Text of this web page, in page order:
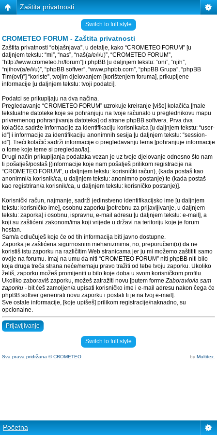
Zaštita privatnosti
Switch to full style
CROMETEO FORUM - Zaštita privatnosti
Zaštita privatnosti “objašnjava”, u detalje, kako “CROMETEO FORUM” [u
daljnjem tekstu: “mi”, “nas”, “naš(a/e/i/u)”, “CROMETEO FORUM”,
“http://www.crometeo.hr/forum”] i phpBB [u daljnjem tekstu: “oni”, “njih”,
“njihov(a/e/i/u)”, “phpBB softver”, “www.phpbb.com”, “phpBB Grupa”, “phpBB
Tim(ovi)”] “koriste”, tvojim djelovanjem [korištenjem foruma], prikupljene
informacije [u daljnjem tekstu: tvoji podatci].
Podatci se prikupljaju na dva načina.
Pregledavanje “CROMETEO FORUM” uzrokuje kreiranje [više] kolačića [male
tekstualne datoteke koje se pohranjuju na tvoje računalo u preglednikovu mapu
privremenog pohranjivanja datoteka] od strane phpBB softvera. Prva dva
kolačića sadrže informacije za identifikaciju korisnika/ca [u daljnjem tekstu: “user-
id”] i informacije za identifikaciju anonimnih sesija [u daljnjem tekstu: “session-
id”]. Treći kolačić sadrži informacije o pregledavanju tema [pohranjuje informacije
o tome koje teme si pregledao/la].
Drugi način prikupljanja podataka vezan je uz tvoje djelovanje odnosno što nam
ti pošalješ/postaš [(informacije koje nam pošalješ prilikom registracije na
“CROMETEO FORUM”, u daljnjem tekstu: korisnički račun), (kada postaš kao
anonimni/a korisnik/ca, u daljnjem tekstu: anonimno postanje) te (kada postaš
kao registriran/a korisnik/ca, u daljnjem tekstu: korisničko postanje)].
Korisnički račun, najmanje, sadrži jedinstveno identifikacijsko ime [u daljnjem
tekstu: korisničko ime], osobnu zaporku [potrebnu za prijavljivanje, u daljnjem
tekstu: zaporka] i osobnu, ispravnu, e-mail adresu [u daljnjem tekstu: e-mail], a
koji su zaštićeni zakonom/ima koji vrijede u državi na teritoriju koje je forum
hostan.
Sam/a odlučuješ koje će od tih informacija biti javno dostupne.
Zaporka je zaštićena sigurnosnim mehanizmima, no, preporučam(o) da ne
koristiš istu zaporku na različitim Web stranicama jer ju mi možemo zaštititi samo
ovdje na forumu. Imaj na umu da niti “CROMETEO FORUM” niti phpBB niti bilo
koja druga treća strana neće/nemaju pravo tražiti od tebe tvoju zaporku. Ukoliko
želiš, zaporku možeš promijeniti u bilo koje doba u svom korisničkom profilu.
Ukoliko zaboraviš zaporku, možeš zatražiti novu [putem formeZaboravio/la sam
zaporku - bit ćeš zamoljen/a upisati korisničko ime i e-mail adresu nakon čega će
phpBB softver generirati novu zaporku i poslati ti je na tvoj e-mail].
Sve ostale informacije, [koje upišeš] prilikom registracije/naknadno, su
opcionalne.
Prijavljivanje
Switch to full style
Sva prava pridržana © CROMETEO by Multitex
Početna